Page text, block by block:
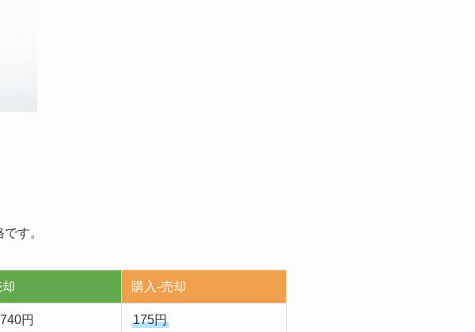
す。
購入-売却
円 175円